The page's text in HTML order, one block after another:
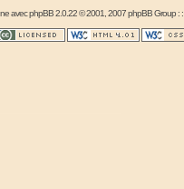
avecphpBB2.0.22 © 2001, 2007 phpBB Group : :